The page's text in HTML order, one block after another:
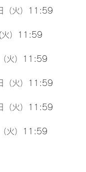
（火）11:59
火）11:59
火）11:59
（火）11:59
（火）11:59
火）11:59